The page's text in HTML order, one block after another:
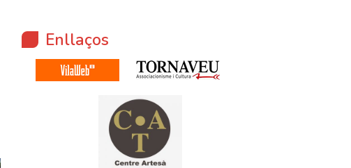
Enllaços